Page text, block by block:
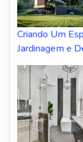
Criando Um
Jardinagem e